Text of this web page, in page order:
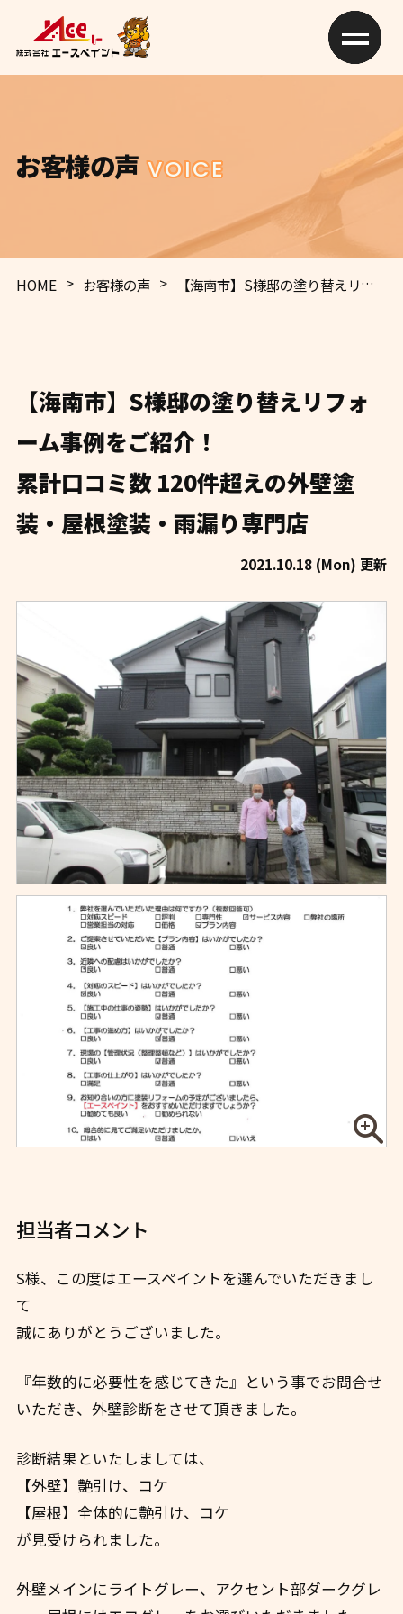
お客様の声 VOICE
HOME > お客様の声 > 【海南市】S様邸の塗り替えリフォーム事例をご紹介！
【海南市】S様邸の塗り替えリフォ
ーム事例をご紹介！
累計口コミ数 120件超えの外壁塗
装・屋根塗装・雨漏り専門店
2021.10.18 (Mon) 更新
担当者コメント
S様、この度はエースペイントを選んでいただきまし
て
誠にありがとうございました。
『年数的に必要性を感じてきた』という事でお問合せ
いただき、外壁診断をさせて頂きました。
診断結果といたしましては、
【外壁】艶引け、コケ
【屋根】全体的に艶引け、コケ
が見受けられました。
外壁メインにライトグレー、アクセント部ダークグレ